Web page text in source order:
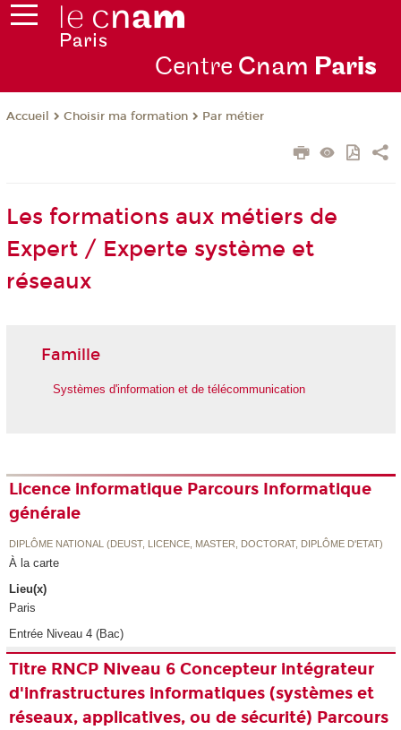
Centre Cnam Paris
Accueil Choisir ma formation Par métier
Les formations aux métiers de
Expert / Experte système et
réseaux
Famille
Systèmes d'information et de télécommunication
Licence informatique Parcours Informatique
générale
DIPLÔME NATIONAL (DEUST, LICENCE, MASTER, DOCTORAT, DIPLÔME D'ETAT)
À la carte
Lieu(x)
Paris
Entrée Niveau 4 (Bac)
Titre RNCP Niveau 6 Concepteur intégrateur
d'infrastructures informatiques (systèmes et
réseaux, applicatives, ou de sécurité) Parcours